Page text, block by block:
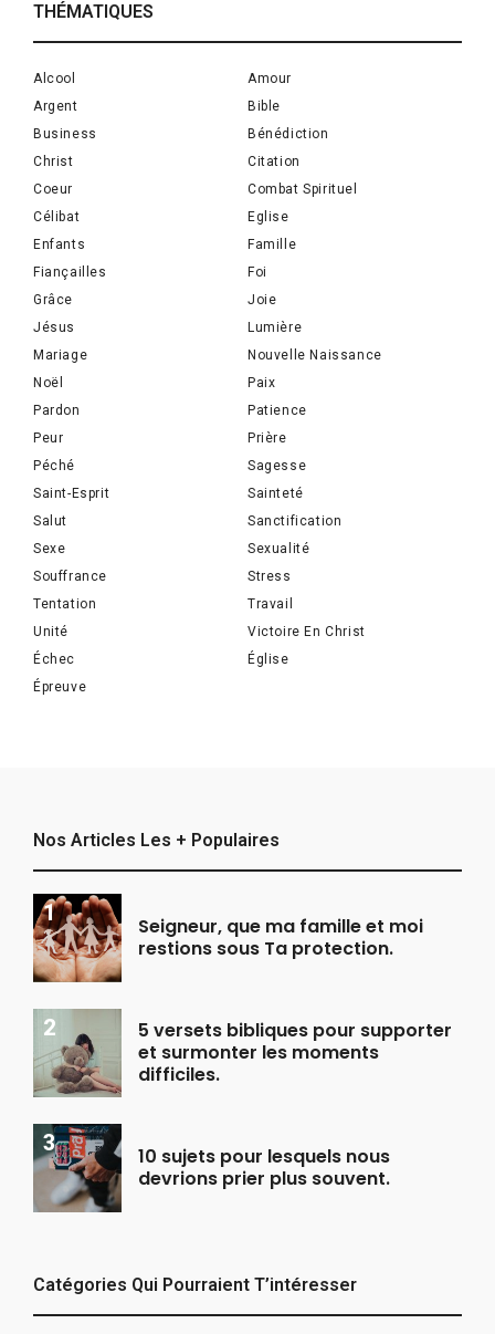
THÉMATIQUES
Alcool
Amour
Argent
Bible
Business
Bénédiction
Christ
Citation
Coeur
Combat Spirituel
Célibat
Eglise
Enfants
Famille
Fiançailles
Foi
Grâce
Joie
Jésus
Lumière
Mariage
Nouvelle Naissance
Noël
Paix
Pardon
Patience
Peur
Prière
Péché
Sagesse
Saint-Esprit
Sainteté
Salut
Sanctification
Sexe
Sexualité
Souffrance
Stress
Tentation
Travail
Unité
Victoire En Christ
Échec
Église
Épreuve
Nos Articles Les + Populaires
Seigneur, que ma famille et moi
restions sous Ta protection.
5 versets bibliques pour supporter
et surmonter les moments
difficiles.
10 sujets pour lesquels nous
devrions prier plus souvent.
Catégories Qui Pourraient T’intéresser